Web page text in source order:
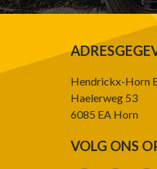
Hendrickx-Horn
Haelerweg 53
6085 EA Horn
VOLG ONS